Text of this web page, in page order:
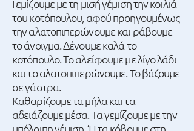
Γεμίζουμε με τη μισή γέμιση την κοιλιά
του κοτόπουλου, αφού προηγουμένως
την αλατοπιπερώνουμε και ράβουμε
το άνοιγμα. Δένουμε καλά το
κοτόπουλο. Το αλείφουμε με λίγο λάδι
και το αλατοπιπερώνουμε. Το βάζουμε
σε γάστρα.
Καθαρίζουμε τα μήλα και τα
αδειάζουμε μέσα. Τα γεμίζουμε με την